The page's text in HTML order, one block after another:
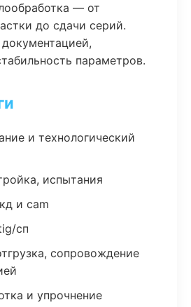
— от
до сдачи серий.
параметров.
и технологический
испытания
и cam
сп
сопровождение
и упрочнение